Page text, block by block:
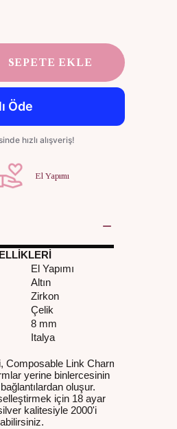
SEPETE EKLE
El Yapımı
El Yapımı
Altın
Zirkon
Çelik
8 mm
Italya
Composable Link Charm
yerine binlercesinin
oluşur.
için 18 ayar
kalitesiyle 2000'i